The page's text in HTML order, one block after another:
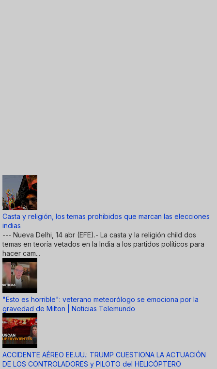
Casta y religión, los temas prohibidos que marcan las elecciones
indias
--- Nueva Delhi, 14 abr (EFE).- La casta y la religión child dos
temas en teoría vetados en la India a los partidos políticos para
hacer cam...
"Esto es horrible": veterano meteorólogo se emociona por la
gravedad de Milton | Noticias Telemundo
ACCIDENTE AÉREO EE.UU.: TRUMP CUESTIONA LA ACTUACIÓN
DE LOS CONTROLADORES y PILOTO del HELICÓPTERO